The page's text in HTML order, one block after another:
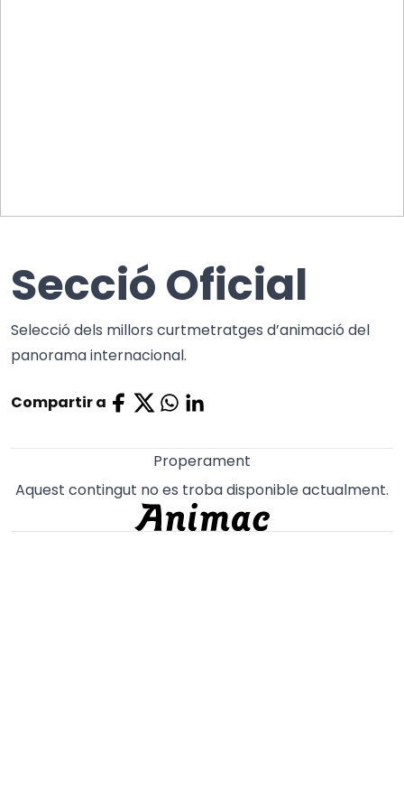
Secció Oficial
Selecció dels millors curtmetratges d’animació del
panorama internacional.
Compartir a
Properament
Aquest contingut no es troba disponible actualment.